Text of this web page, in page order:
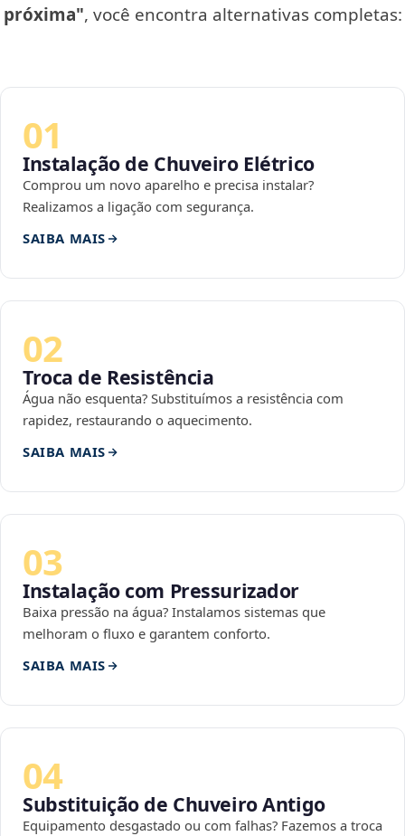
próxima", você encontra alternativas completas:
01
Instalação de Chuveiro Elétrico
Comprou um novo aparelho e precisa instalar?
Realizamos a ligação com segurança.
SAIBA MAIS
02
Troca de Resistência
Água não esquenta? Substituímos a resistência com
rapidez, restaurando o aquecimento.
SAIBA MAIS
03
Instalação com Pressurizador
Baixa pressão na água? Instalamos sistemas que
melhoram o fluxo e garantem conforto.
SAIBA MAIS
04
Substituição de Chuveiro Antigo
Equipamento desgastado ou com falhas? Fazemos a troca